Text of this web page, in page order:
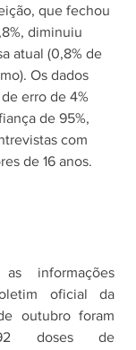
que fechou
diminuiu
atual (0,8% de
Os dados
erro de 4%
de 95%,
com
de 16 anos.
informações
oficial da
outubro foram
doses de